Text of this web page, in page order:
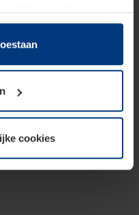
cookies op uw
is. Voor alle andere
benodigd. Uw
bij de uitleg van de
cookies